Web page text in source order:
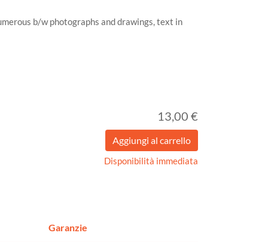
b/w photographs and drawings, text in
13,00 €
Disponibilità immediata
Garanzie